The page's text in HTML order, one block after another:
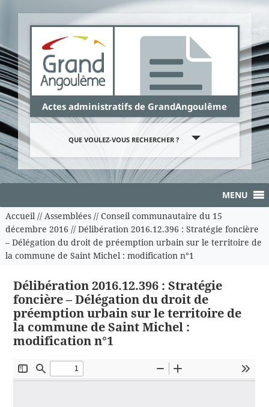
Actes administratifs de GrandAngoulême
QUE VOULEZ-VOUS RECHERCHER ?
MENU
Accueil// Assemblées// Conseil communautaire du 15
décembre 2016 // Délibération 2016.12.396 : Stratégie foncière
– Délégation du droit de préemption urbain sur le territoire de
la commune de Saint Michel : modification n°1
Délibération 2016.12.396 : Stratégie
foncière – Délégation du droit de
préemption urbain sur le territoire de
la commune de Saint Michel :
modification n°1
Panneau de gestion des cookies